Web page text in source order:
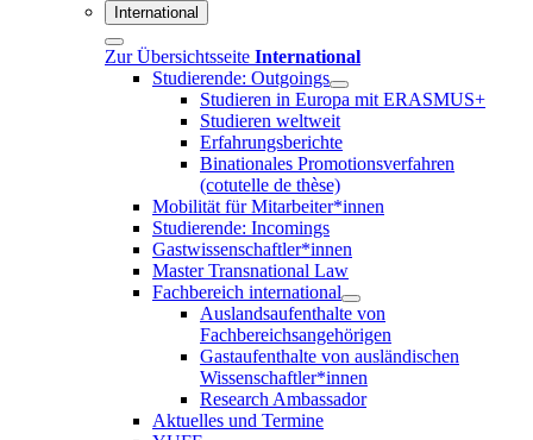
International
Zur Übersichtsseite International
Studierende: Outgoings
Studieren in Europa mit ERASMUS+
Studieren weltweit
Erfahrungsberichte
Binationales Promotionsverfahren
(cotutelle de thèse)
Mobilität für Mitarbeiter*innen
Studierende: Incomings
Gastwissenschaftler*innen
Master Transnational Law
Fachbereich international
Auslandsaufenthalte von
Fachbereichsangehörigen
Gastaufenthalte von ausländischen
Wissenschaftler*innen
Research Ambassador
Aktuelles und Termine